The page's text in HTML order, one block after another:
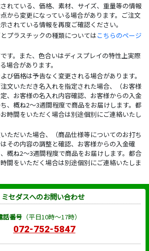
れている、価格、素材、サイズ、重量等の情報
から変更になっている場合があります。ご注文
されている情報を再度ご確認ください。
プラスチックの種類についてはこちらのページ
す。また、色合いはディスプレイの特性上実際
場合があります。
び価格は予告なく変更される場合があります。
文いただき名入れを指定された場合、（お客様
、お客様の名入れ内容確認、お客様からの入金
、概ね2～3週間程度で商品をお届けします。都
時間をいただく場合は別途個別にご連絡いたし
ただいた場合、（商品仕様等についてのお打ち
その内容の調整と確認、お客様からの入金確
概ね2～3週間程度で商品をお届けします。都合
間をいただく場合は別途個別にご連絡いたしま
ミセダスへのお問い合わせ
話番号（平日10時～17時）
072-752-5847